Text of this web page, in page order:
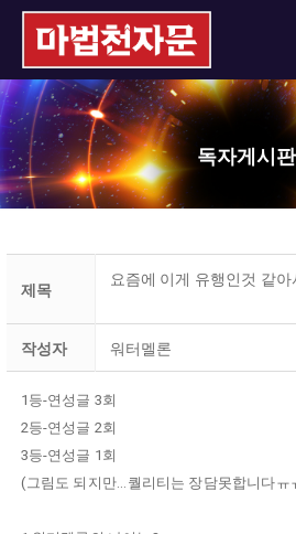
독자게시판
제목
요즘에 이게 유행인것 같아
작성자 워터멜론
1등-연성글 3회
2등-연성글 2회
3등-연성글 1회
(그림도 되지만...퀄리티는 장담못합니다ㅠ